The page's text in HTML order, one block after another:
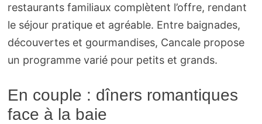
restaurants familiaux complètent l’offre, rendant
le séjour pratique et agréable. Entre baignades,
découvertes et gourmandises, Cancale propose
un programme varié pour petits et grands.
En couple : dîners romantiques
face à la baie